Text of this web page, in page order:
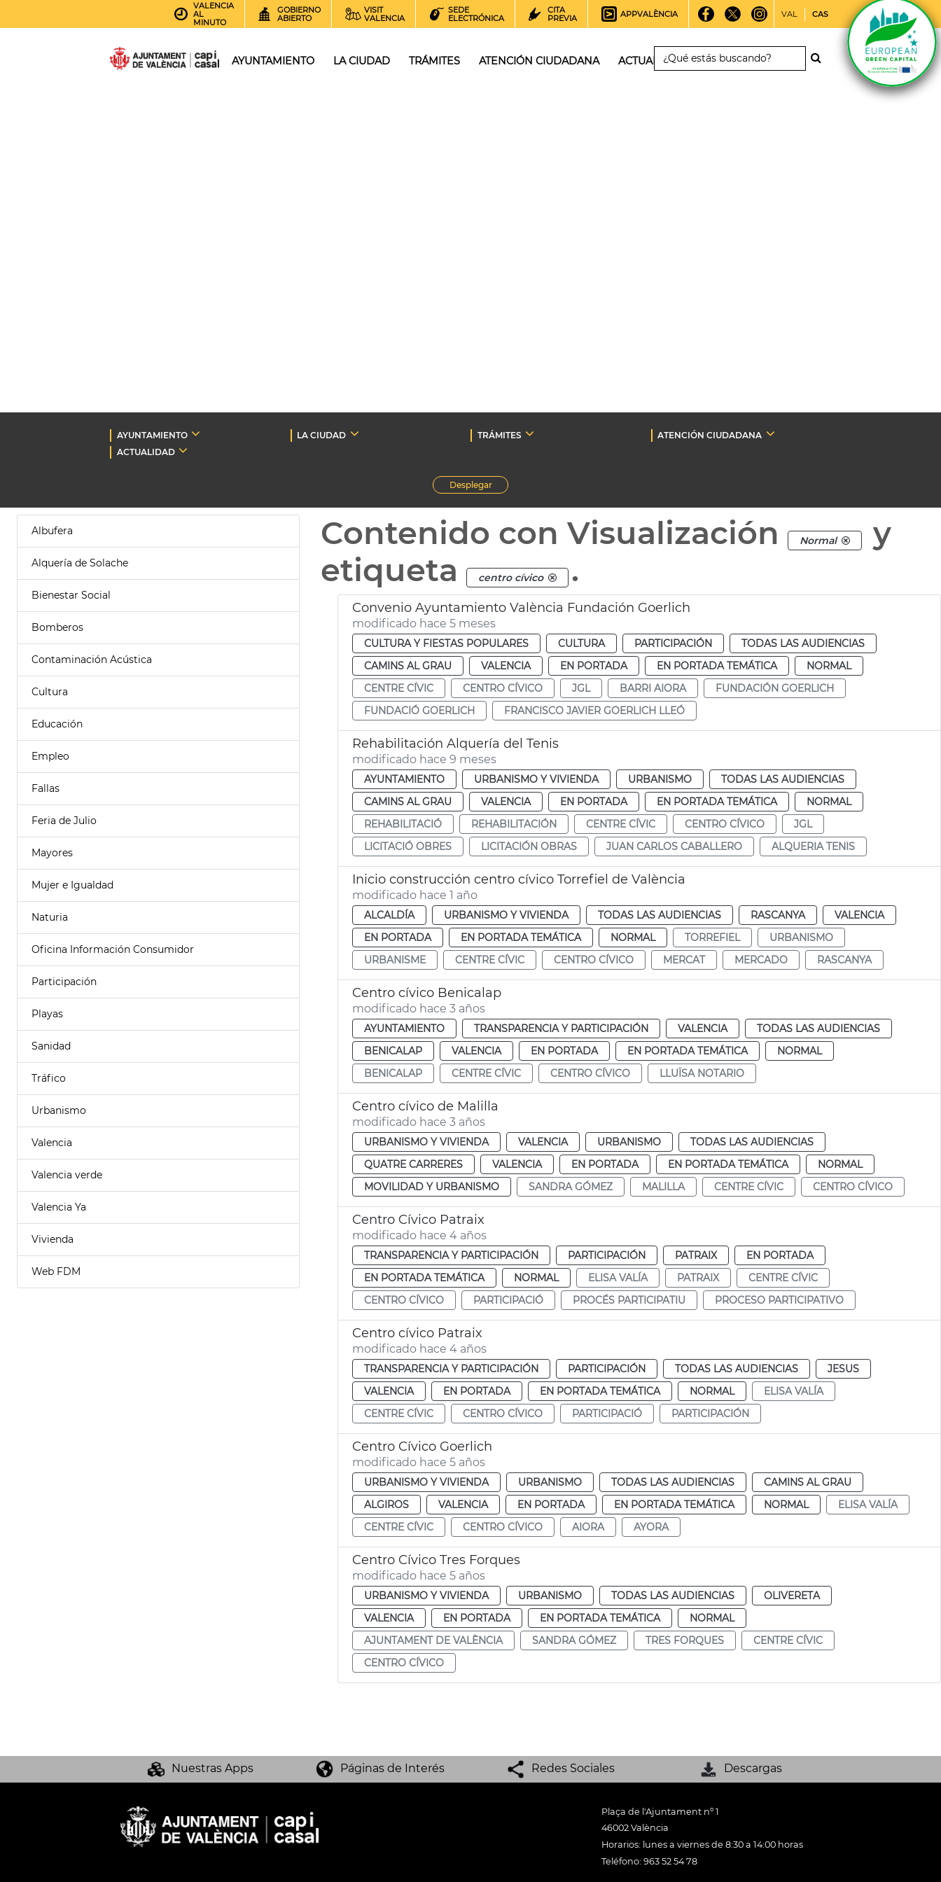
VALENCIA
AL
MINUTO
GOBIERNO
ABIERTO
VISIT
VALENCIA
SEDE
ELECTRÓNICA
CITA
PREVIA
APPVALÈNCIA VAL CAS
AYUNTAMIENTO LA CIUDAD TRÁMITES ATENCIÓN CIUDADANA ACTUALIDAD
AYUNTAMIENTO LA CIUDAD TRÁMITES
ATENCIÓN CIUDADANA
ACTUALIDAD
Desplegar
Albufera
Alquería de Solache
Bienestar Social
Bomberos
Contaminación Acústica
Cultura
Educación
Empleo
Fallas
Feria de Julio
Mayores
Mujer e Igualdad
Naturia
Oficina Información Consumidor
Participación
Playas
Sanidad
Tráfico
Urbanismo
Valencia
Valencia verde
Valencia Ya
Vivienda
Web FDM
Contenido con Visualización Normal
y
etiqueta
centro cívico .
Convenio Ayuntamiento València Fundación Goerlich
modificado hace 5 meses
CULTURA Y FIESTAS POPULARES CULTURA PARTICIPACIÓN
TODAS LAS AUDIENCIAS
CAMINS AL GRAU
VALENCIA EN PORTADA EN PORTADA TEMÁTICA
NORMAL
CENTRE CÍVIC
CENTRO CÍVICO JGL BARRI AIORA
FUNDACIÓN GOERLICH
FUNDACIÓ GOERLICH
FRANCISCO JAVIER GOERLICH LLEÓ
Rehabilitación Alquería del Tenis
modificado hace 9 meses
AYUNTAMIENTO URBANISMO Y VIVIENDA URBANISMO
TODAS LAS AUDIENCIAS
CAMINS AL GRAU
VALENCIA EN PORTADA EN PORTADA TEMÁTICA
NORMAL
REHABILITACIÓ
REHABILITACIÓN CENTRE CÍVIC CENTRO CÍVICO
JGL
LICITACIÓ OBRES
LICITACIÓN OBRAS JUAN CARLOS CABALLERO ALQUERIA TENIS
Inicio construcción centro cívico Torrefiel de València
modificado hace 1 año
ALCALDÍA URBANISMO Y VIVIENDA TODAS LAS AUDIENCIAS RASCANYA
VALENCIA
EN PORTADA
EN PORTADA TEMÁTICA NORMAL TORREFIEL
URBANISMO
URBANISME
CENTRE CÍVIC CENTRO CÍVICO MERCAT MERCADO RASCANYA
Centro cívico Benicalap
modificado hace 3 años
AYUNTAMIENTO TRANSPARENCIA Y PARTICIPACIÓN VALENCIA
TODAS LAS AUDIENCIAS
BENICALAP
VALENCIA EN PORTADA EN PORTADA TEMÁTICA
NORMAL
BENICALAP
CENTRE CÍVIC CENTRO CÍVICO LLUÏSA NOTARIO
Centro cívico de Malilla
modificado hace 3 años
URBANISMO Y VIVIENDA VALENCIA URBANISMO
TODAS LAS AUDIENCIAS
QUATRE CARRERES
VALENCIA EN PORTADA EN PORTADA TEMÁTICA
NORMAL
MOVILIDAD Y URBANISMO
SANDRA GÓMEZ MALILLA CENTRE CÍVIC CENTRO CÍVICO
Centro Cívico Patraix
modificado hace 4 años
TRANSPARENCIA Y PARTICIPACIÓN PARTICIPACIÓN PATRAIX
EN PORTADA
EN PORTADA TEMÁTICA
NORMAL ELISA VALÍA PATRAIX
CENTRE CÍVIC
CENTRO CÍVICO
PARTICIPACIÓ PROCÉS PARTICIPATIU PROCESO PARTICIPATIVO
Centro cívico Patraix
modificado hace 4 años
TRANSPARENCIA Y PARTICIPACIÓN PARTICIPACIÓN TODAS LAS AUDIENCIAS
JESUS
VALENCIA
EN PORTADA EN PORTADA TEMÁTICA NORMAL
ELISA VALÍA
CENTRE CÍVIC
CENTRO CÍVICO PARTICIPACIÓ PARTICIPACIÓN
Centro Cívico Goerlich
modificado hace 5 años
URBANISMO Y VIVIENDA URBANISMO TODAS LAS AUDIENCIAS
CAMINS AL GRAU
ALGIROS
VALENCIA EN PORTADA EN PORTADA TEMÁTICA NORMAL
ELISA VALÍA
CENTRE CÍVIC
CENTRO CÍVICO AIORA AYORA
Centro Cívico Tres Forques
modificado hace 5 años
URBANISMO Y VIVIENDA URBANISMO TODAS LAS AUDIENCIAS
OLIVERETA
VALENCIA
EN PORTADA EN PORTADA TEMÁTICA
NORMAL
AJUNTAMENT DE VALÈNCIA
SANDRA GÓMEZ TRES FORQUES
CENTRE CÍVIC
CENTRO CÍVICO
Nuestras Apps Páginas de Interés Redes Sociales Descargas
Plaça de l'Ajuntament nº 1
46002 València
Horarios: lunes a viernes de 8:30 a 14:00 horas
Teléfono: 963 52 54 78